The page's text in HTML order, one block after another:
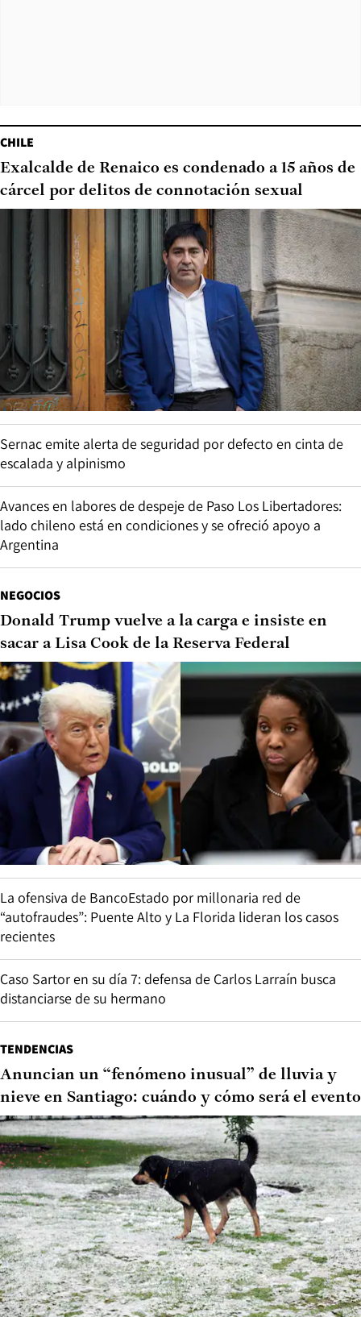
CHILE
Exalcalde de Renaico es condenado a 15 años de
cárcel por delitos de connotación sexual
Sernac emite alerta de seguridad por defecto en cinta de
escalada y alpinismo
Avances en labores de despeje de Paso Los Libertadores:
lado chileno está en condiciones y se ofreció apoyo a
Argentina
NEGOCIOS
Donald Trump vuelve a la carga e insiste en
sacar a Lisa Cook de la Reserva Federal
La ofensiva de BancoEstado por millonaria red de
“autofraudes”: Puente Alto y La Florida lideran los casos
recientes
Caso Sartor en su día 7: defensa de Carlos Larraín busca
distanciarse de su hermano
TENDENCIAS
Anuncian un “fenómeno inusual” de lluvia y
nieve en Santiago: cuándo y cómo será el evento